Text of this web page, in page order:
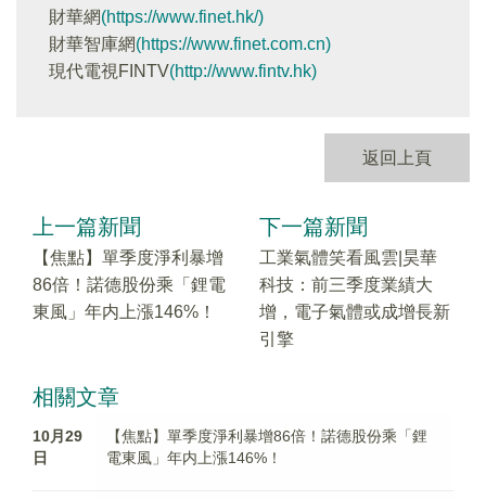
財華網(https://www.finet.hk/)
財華智庫網(https://www.finet.com.cn)
現代電視FINTV(http://www.fintv.hk)
返回上頁
上一篇新聞
【焦點】單季度淨利暴增
86倍！諾德股份乘「鋰電
東風」年内上漲146%！
下一篇新聞
工業氣體笑看風雲|昊華
科技：前三季度業績大
增，電子氣體或成增長新
引擎
相關文章
10月29
日
【焦點】單季度淨利暴增86倍！諾德股份乘「鋰
電東風」年内上漲146%！